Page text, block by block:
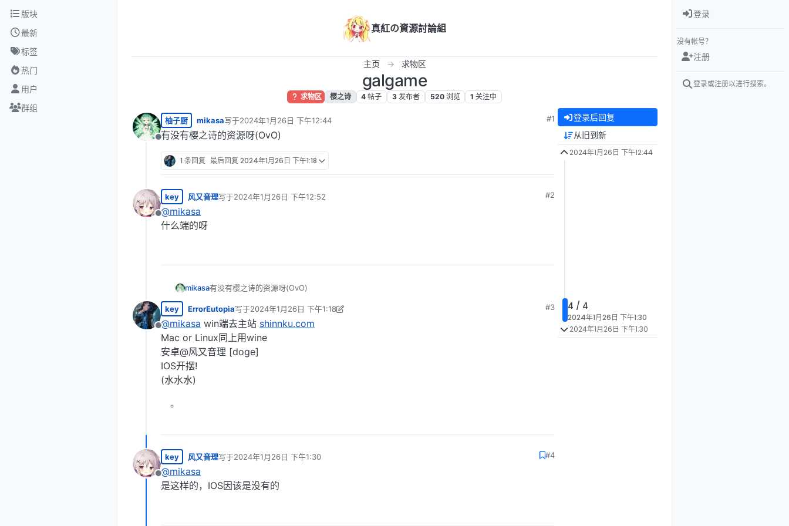
跳转至内容
版块
最新
标签
热门
用户
群组
真紅の資源討論組
主页 求物区
galgame
求物区 樱之诗 4 帖子 3 发布者 520 浏览 1 关注中
离线
柚子厨 mikasa写于2024年1月26日 下午12:44
最后由 编辑
#1
有没有樱之诗的资源呀(OvO)
1 条回复 最后回复 2024年1月26日 下午1:18
离线
key 风又音理写于2024年1月26日 下午12:52
最后由 编辑
#2
@mikasa
什么端的呀
mikasa有没有樱之诗的资源呀(OvO)
离线
key ErrorEutopia写于2024年1月26日 下午1:18
最后由 ErrorEutopia 编辑2024年1月26日 上午7:19
#3
@mikasa win端去主站 shinnku.com
Mac or Linux同上用wine
安卓@风又音理 [doge]
IOS开摆!
(水水水)
离线
key 风又音理写于2024年1月26日 下午1:30
最后由 编辑
#4
@mikasa
是这样的，IOS因该是没有的
登录后回复
从旧到新
2024年1月26日 下午12:44
4 / 4
2024年1月26日 下午1:30
2024年1月26日 下午1:30
登录
没有帐号？
注册
登录或注册以进行搜索。